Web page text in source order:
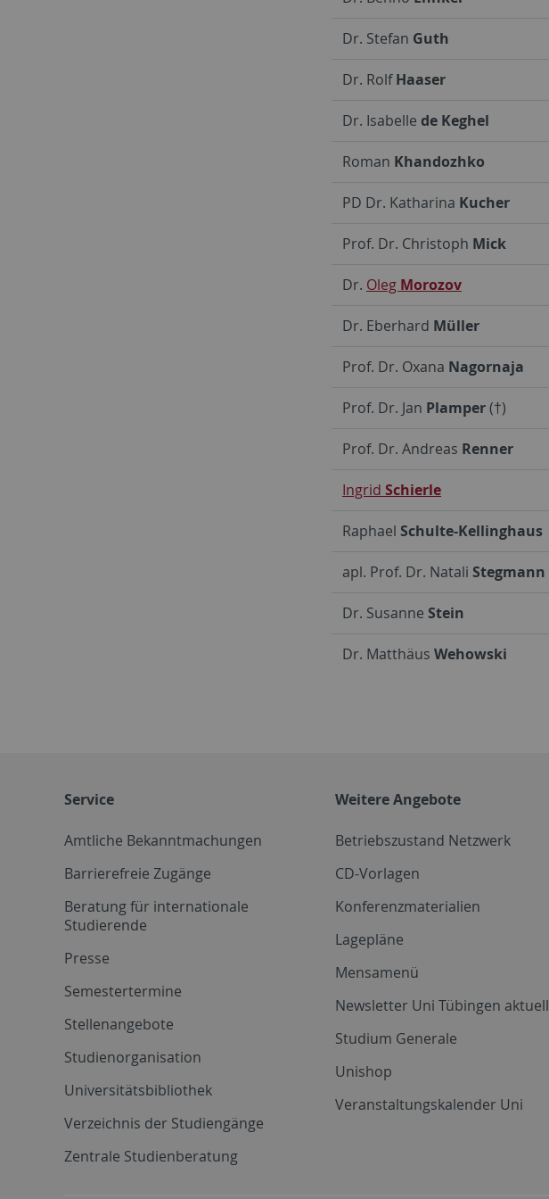
Dr. Stefan Guth
Dr. RolfHaaser
Dr. Isabelle de Keghel
Roman Khandozhko
PD Dr. Katharina Kucher
Prof. Dr. Christoph Mick
Dr. Oleg Morozov
Dr. Eberhard Müller
Prof. Dr. Oxana Nagornaja
Prof. Dr. Jan Plamper(†)
Prof. Dr. Andreas Renner
Ingrid Schierle
Raphael Schulte-Kellinghaus
apl. Prof. Dr. Natali Stegmann
Dr. Susanne Stein
Dr. Matthäus Wehowski
Service
Amtliche Bekanntmachungen
Barrierefreie Zugänge
Beratung für internationale
Studierende
Presse
Semestertermine
Stellenangebote
Studienorganisation
Universitätsbibliothek
Verzeichnis der Studiengänge
Zentrale Studienberatung
Weitere Angebote
Betriebszustand Netzwerk
CD-Vorlagen
Konferenzmaterialien
Lagepläne
Mensamenü
Newsletter Uni Tübingen aktuell
Studium Generale
Unishop
Veranstaltungskalender Uni